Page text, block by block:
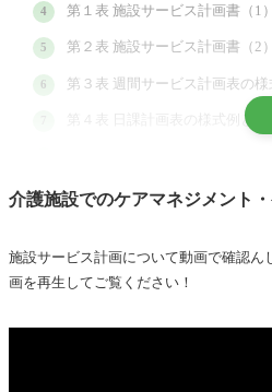
第１表 施設サービス計画書（1
第２表 施設サービス計画書（2
第３表 週間サービス計画表の
第４表 日課計画表の様式例と内
第６表 サービス担当者に対す
居宅サービス計画と施設サービ
介護施設でのケアマネジメント
施設サービス計画について動画で確認ん
画を再生してご覧ください！